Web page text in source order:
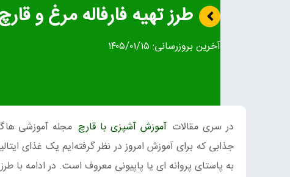
طرز تهیه فارفاله مرغ و
آخرین بروزرسانی: ۱۴۰۵/۰۱/۱۵
در سری مقالات آموزش آشپزی با قارچ مجله آموزشی
جذابی که برای آموزش امروز در نظر گرفته‌ایم یک غذای
به پاستای پروانه ای یا پاپیونی معروف است. در ادامه با